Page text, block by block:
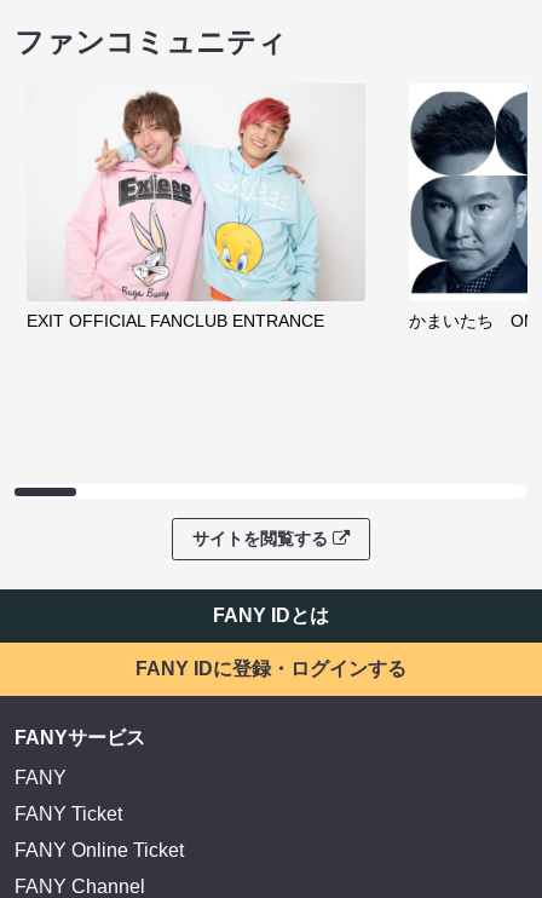
ファンコミュニティ
EXIT OFFICIAL FANCLUB ENTRANCE かまいたち
サイトを閲覧する
FANY IDとは
FANY IDに登録・ログインする
FANYサービス
FANY
FANY Ticket
FANY Online Ticket
FANY Channel